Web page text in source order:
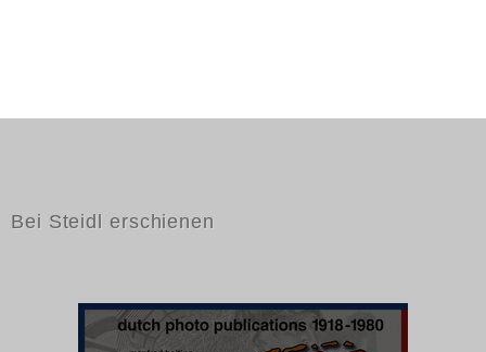
Bei Steidl erschienen